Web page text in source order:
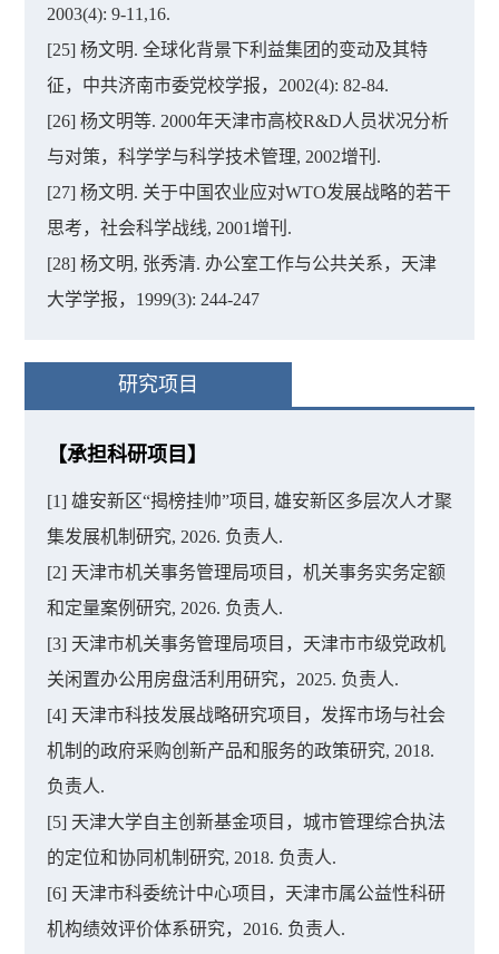
2003(4): 9-11,16.
[25] 杨文明. 全球化背景下利益集团的变动及其特
征，中共济南市委党校学报，2002(4): 82-84.
[26] 杨文明等. 2000年天津市高校R&D人员状况分析
与对策，科学学与科学技术管理, 2002增刊.
[27] 杨文明. 关于中国农业应对WTO发展战略的若干
思考，社会科学战线, 2001增刊.
[28] 杨文明, 张秀清. 办公室工作与公共关系，天津
大学学报，1999(3): 244-247
研究项目
【承担科研项目】
[1] 雄安新区“揭榜挂帅”项目, 雄安新区多层次人才聚
集发展机制研究, 2026. 负责人.
[2] 天津市机关事务管理局项目，机关事务实务定额
和定量案例研究, 2026. 负责人.
[3] 天津市机关事务管理局项目，天津市市级党政机
关闲置办公用房盘活利用研究，2025. 负责人.
[4] 天津市科技发展战略研究项目，发挥市场与社会
机制的政府采购创新产品和服务的政策研究, 2018.
负责人.
[5] 天津大学自主创新基金项目，城市管理综合执法
的定位和协同机制研究, 2018. 负责人.
[6] 天津市科委统计中心项目，天津市属公益性科研
机构绩效评价体系研究，2016. 负责人.